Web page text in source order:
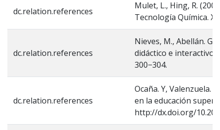
dc.relation.references
Mulet, L., Hing, R.
Tecnología Química.
dc.relation.references
Nieves, M., Abellán.
didáctico e interactivo
300−304.
dc.relation.references
Ocaña. Y, Valenzuela.
en la educación
http://dx.doi.org/